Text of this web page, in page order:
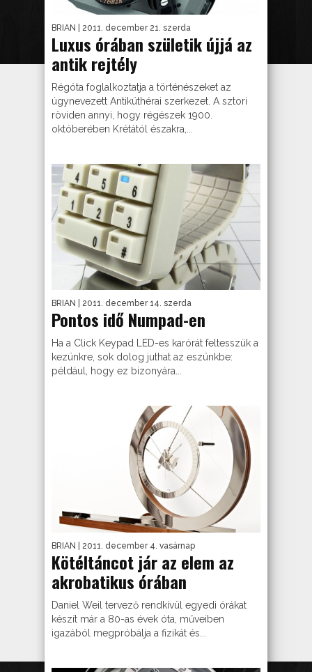
BRIAN | 2011. december 21. szerda
Luxus órában születik újjá az
antik rejtély
Régóta foglalkoztatja a történészeket az
úgynevezett Antiküthérai szerkezet. A sztori
röviden annyi, hogy régészek 1900.
októberében Krétától északra,...
BRIAN | 2011. december 14. szerda
Pontos idő Numpad-en
Ha a Click Keypad LED-es karórát feltesszük a
kezünkre, sok dolog juthat az eszünkbe:
például, hogy ez bizonyára...
BRIAN | 2011. december 4. vasárnap
Kötéltáncot jár az elem az
akrobatikus órában
Daniel Weil tervező rendkívül egyedi órákat
készít már a 80-as évek óta, műveiben
igazából megpróbálja a fizikát és...